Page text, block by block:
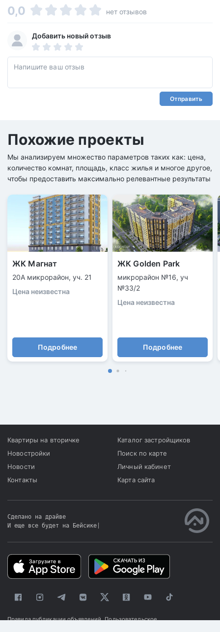
0,0 нет отзывов
Добавить новый отзыв
Отправить
Похожие проекты
Мы анализируем множество параметров таких как: цена,
количество комнат, площадь, класс жилья и многое другое,
чтобы предоставить максимально релевантные результаты
ЖК Магнат
20А микрорайон, уч. 21
Цена неизвестна
Подробнее
ЖК Golden Park
микрорайон №16, уч
№33/2
Цена неизвестна
Подробнее
Квартиры на вторичке
Новостройки
Новости
Контакты
Каталог застройщиков
Поиск по карте
Личный кабинет
Карта сайта
Сделано на драйве
И еще все будет на Бейсике
Правила публикации объявлений Пользовательское